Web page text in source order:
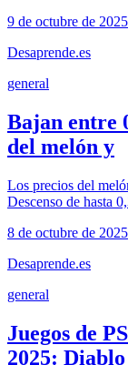
9 de octubre de 2025
Desaprende.es
general
Bajan entre
del melón y
Los precios del
Descenso de hasta
8 de octubre de 2025
Desaprende.es
general
Juegos de
2025: